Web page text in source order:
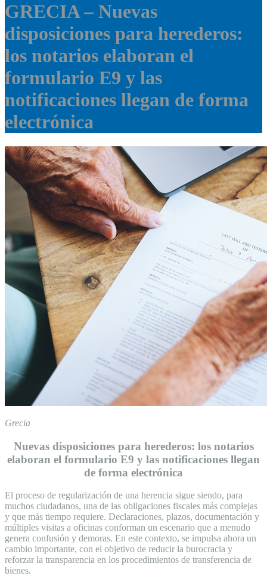
GRECIA – Nuevas
disposiciones para herederos:
los notarios elaboran el
formulario E9 y las
notificaciones llegan de forma
electrónica
Grecia
Nuevas disposiciones para herederos: los notarios
elaboran el formulario E9 y las notificaciones llegan
de forma electrónica
El proceso de regularización de una herencia sigue siendo, para
muchos ciudadanos, una de las obligaciones fiscales más complejas
y que más tiempo requiere. Declaraciones, plazos, documentación y
múltiples visitas a oficinas conforman un escenario que a menudo
genera confusión y demoras. En este contexto, se impulsa ahora un
cambio importante, con el objetivo de reducir la burocracia y
reforzar la transparencia en los procedimientos de transferencia de
bienes.